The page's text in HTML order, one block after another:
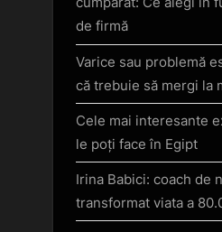
de firmă
Varice sau problemă
că trebuie să mergi la
Cele mai interesante
le poți face în Egipt
Irina Babici: coach de
transformat viata a